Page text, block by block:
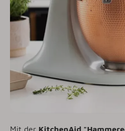
Mit der KitchenAid